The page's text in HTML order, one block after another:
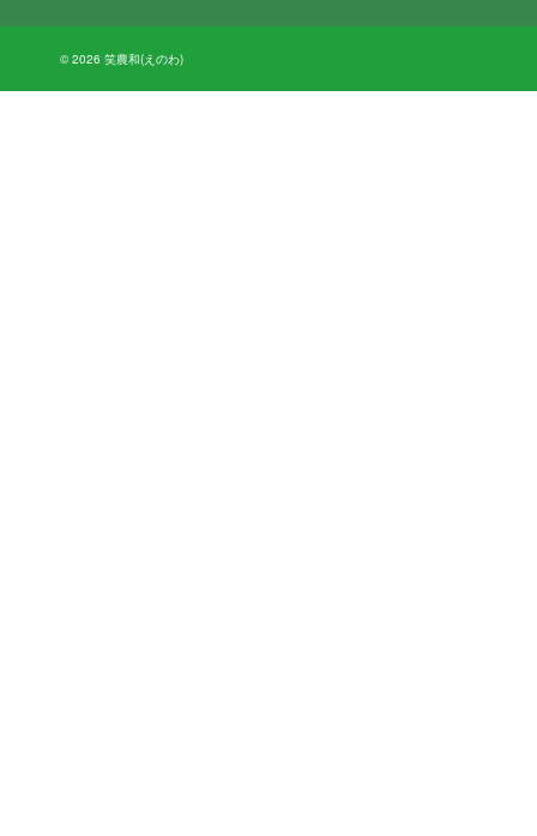
© 2026 笑農和(えのわ)